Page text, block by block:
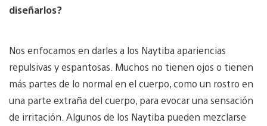
diseñarlos?
Nos enfocamos en darles a los Naytiba apariencias
repulsivas y espantosas. Muchos no tienen ojos o tienen
más partes de lo normal en el cuerpo, como un rostro en
una parte extraña del cuerpo, para evocar una sensación
de irritación. Algunos de los Naytiba pueden mezclarse